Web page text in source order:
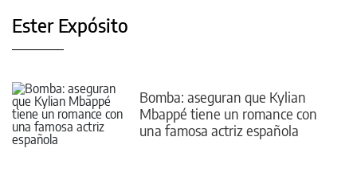
Ester Expósito
Bomba: aseguran que Kylian
Mbappé tiene un romance con
una famosa actriz española